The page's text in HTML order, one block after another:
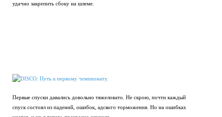
удачно закрепить сбоку на шлеме.
Первые спуски давались довольно тяжеловато. Не скрою, почти каждый
спуск состоял из падений, ошибок, адского торможения. Но на ошибках